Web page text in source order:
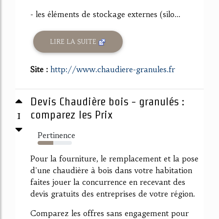
- les éléments de stockage externes (silo...
LIRE LA SUITE
Site : http://www.chaudiere-granules.fr
1
Devis Chaudière bois - granulés :
comparez les Prix
Pertinence
45%
Pour la fourniture, le remplacement et la pose
d'une chaudière à bois dans votre habitation
faites jouer la concurrence en recevant des
devis gratuits des entreprises de votre région.
Comparez les offres sans engagement pour